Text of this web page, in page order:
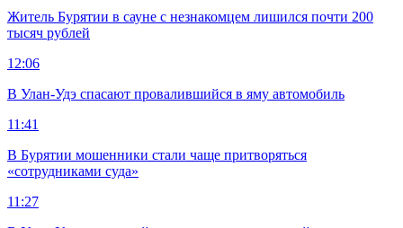
Житель Бурятии в сауне с незнакомцем лишился почти 200
тысяч рублей
12:06
В Улан-Удэ спасают провалившийся в яму автомобиль
11:41
В Бурятии мошенники стали чаще притворяться
«сотрудниками суда»
11:27